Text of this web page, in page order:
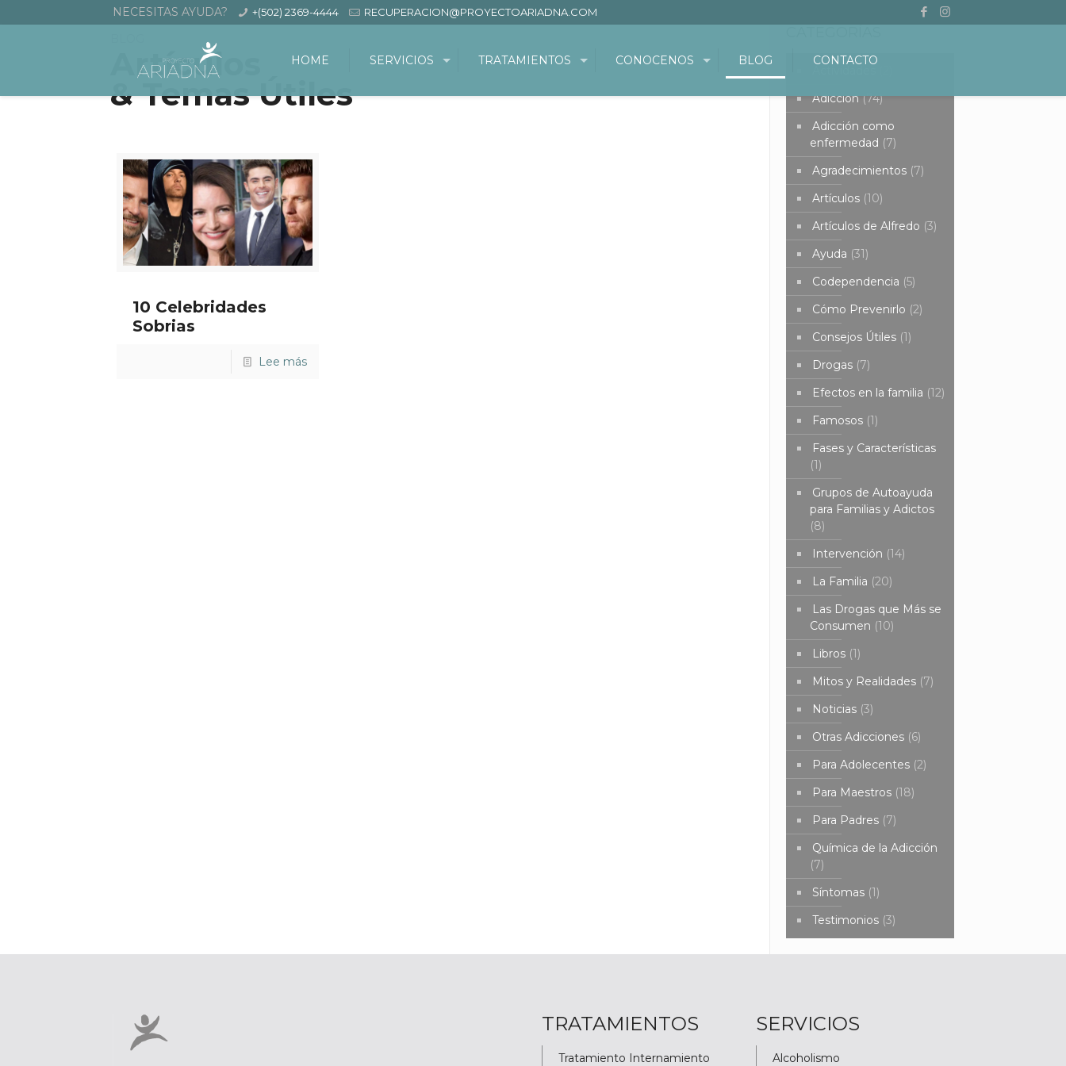
NECESITAS AYUDA? +(502) 2369-4444 RECUPERACION@PROYECTOARIADNA.COM
HOME SERVICIOS TRATAMIENTOS CONOCENOS BLOG CONTACTO
Artículos
& Temas Útiles
10 Celebridades
Sobrias
Lee más
Adicción(74)
Adicción como
enfermedad (7)
Agradecimientos(7)
Artículos(10)
Artículos de Alfredo (3)
Ayuda (31)
Codependencia (5)
Cómo Prevenirlo (2)
Consejos Útiles(1)
Drogas(7)
Efectos en la familia (12)
Famosos(1)
Fases y Características
(1)
Grupos de Autoayuda
para Familias y Adictos
(8)
Intervención (14)
La Familia (20)
Las Drogas que Más se
Consumen (10)
Libros(1)
Mitos y Realidades(7)
Noticias(3)
Otras Adicciones(6)
Para Adolecentes(2)
Para Maestros(18)
Para Padres(7)
Química de la Adicción
(7)
Síntomas(1)
Testimonios(3)
TRATAMIENTOS
Tratamiento Internamiento
SERVICIOS
Alcoholismo